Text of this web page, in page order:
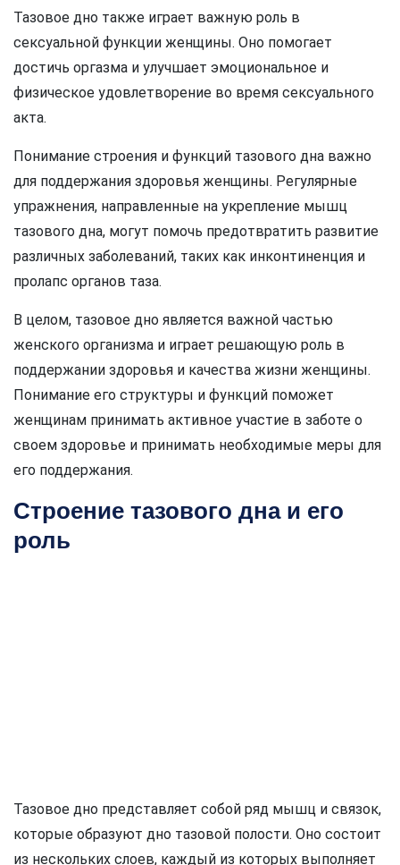
Тазовое дно также играет важную роль в
сексуальной функции женщины. Оно помогает
достичь оргазма и улучшает эмоциональное и
физическое удовлетворение во время сексуального
акта.
Понимание строения и функций тазового дна важно
для поддержания здоровья женщины. Регулярные
упражнения, направленные на укрепление мышц
тазового дна, могут помочь предотвратить развитие
различных заболеваний, таких как инконтиненция и
пролапс органов таза.
В целом, тазовое дно является важной частью
женского организма и играет решающую роль в
поддержании здоровья и качества жизни женщины.
Понимание его структуры и функций поможет
женщинам принимать активное участие в заботе о
своем здоровье и принимать необходимые меры для
его поддержания.
Строение тазового дна и его
роль
Тазовое дно представляет собой ряд мышц и связок,
которые образуют дно тазовой полости. Оно состоит
из нескольких слоев, каждый из которых выполняет